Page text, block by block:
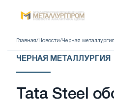
Главная/ Новости/Черная металлургия
ЧЕРНАЯ МЕТАЛЛУРГИЯ
Tata Steel